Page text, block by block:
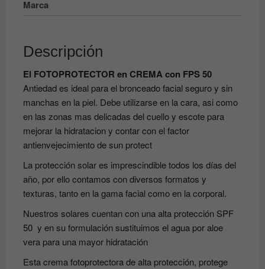
Marca
Descripción
El FOTOPROTECTOR en CREMA con FPS 50
Antiedad es ideal para el bronceado facial seguro y sin
manchas en la piel. Debe utilizarse en la cara, asi como
en las zonas mas delicadas del cuello y escote para
mejorar la hidratacion y contar con el factor
antienvejecimiento de sun protect
La protección solar es imprescindible todos los días del
año, por ello contamos con diversos formatos y
texturas, tanto en la gama facial como en la corporal.
Nuestros solares cuentan con una alta protección SPF
50 y en su formulación sustituimos el agua por aloe
vera para una mayor hidratación
Esta crema fotoprotectora de alta protección, protege